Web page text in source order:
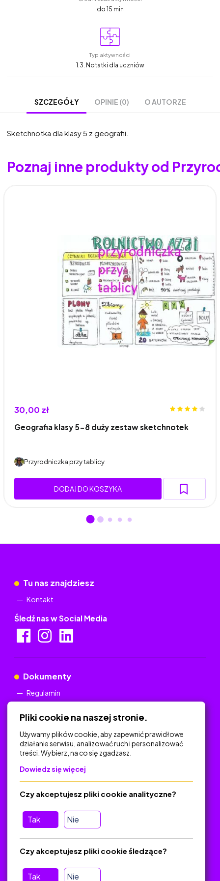
do 15 min
Typ aktywności
1.3. Notatki dla uczniów
SZCZEGÓŁY OPINIE (0) O AUTORZE
Sketchnotka dla klasy 5 z geografii.
Poznaj inne produkty od
30,00 zł
Geografia klasy 5-8 duży zestaw sketchnotek
Przyrodniczka przy tablicy
DODAJ DO KOSZYKA
Tu nas znajdziesz
Kontakt
Śledź nas w Social Media
Dokumenty
Regulamin
Na skróty
Polityka Prywatności
O platformie
Baza materiałów dydaktycznych
Jak zostać autorem
Pliki cookie na naszej stronie.
Używamy plików cookie, aby zapewnić prawidłowe
działanie serwisu, analizować ruch i personalizować
treści. Wybierz, na co się zgadzasz.
Dowiedz się więcej
Tak Nie
Czy akceptujesz pliki cookie analityczne?
Tak Nie
Czy akceptujesz pliki cookie śledzące?